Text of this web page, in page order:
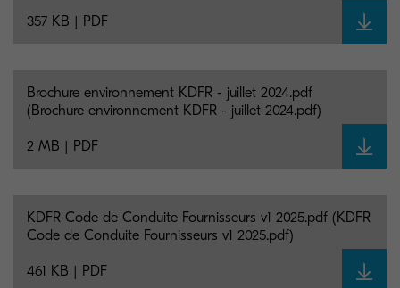
357 KB | PDF
Brochure environnement KDFR - juillet 2024.pdf
(Brochure environnement KDFR - juillet 2024.pdf)
2 MB | PDF
KDFR Code de Conduite Fournisseurs v1 2025.pdf (KDFR
Code de Conduite Fournisseurs v1 2025.pdf)
461 KB | PDF